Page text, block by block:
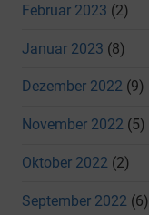
Februar 2023 (2)
Januar 2023 (8)
Dezember 2022 (9)
November 2022 (5)
Oktober 2022 (2)
September 2022 (6)